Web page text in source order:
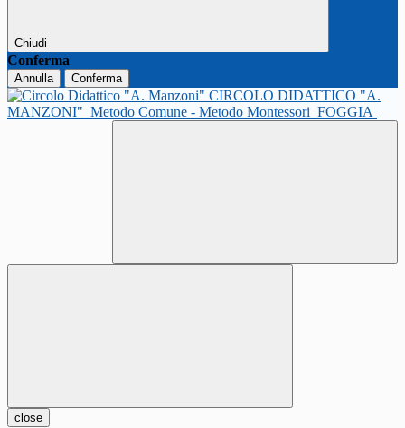
Chiudi
Conferma
Annulla Conferma
CIRCOLO DIDATTICO "A.
MANZONI" Metodo Comune - Metodo Montessori FOGGIA
close